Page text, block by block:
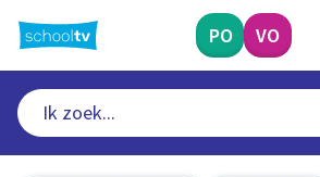
naar
hoofdinhoud
PO VO